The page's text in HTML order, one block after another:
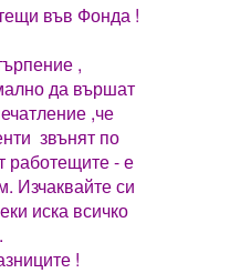
във Фонда !
,
да вършат
,че
звънят по
работещите - е
Изчаквайте си
иска всичко
!